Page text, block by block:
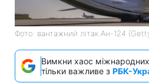
Фото: вантажний літак Ан-124
Вимкни хаос
тільки важливе з РБК-